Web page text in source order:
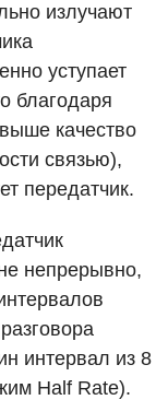
излучают
уступает
благодаря
качество
связью),
передатчик.
непрерывно,
интервал из 8
Half Rate).